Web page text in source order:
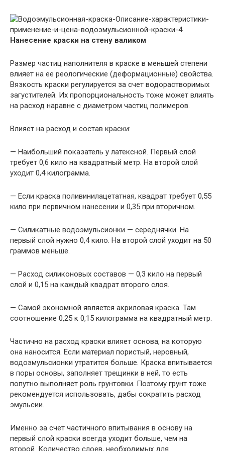
Нанесение краски на стену валиком
Размер частиц наполнителя в краске в меньшей степени
влияет на ее реологические (деформационные) свойства.
Вязкость краски регулируется за счет водорастворимых
загустителей. Их пропорциональность тоже может влиять
на расход наравне с диаметром частиц полимеров.
Влияет на расход и состав краски:
— Наибольший показатель у латексной. Первый слой
требует 0,6 кило на квадратный метр. На второй слой
уходит 0,4 килограмма.
— Если краска поливинилацетатная, квадрат требует 0,55
кило при первичном нанесении и 0,35 при вторичном.
— Силикатные водоэмульсионки — середнячки. На
первый слой нужно 0,4 кило. На второй слой уходит на 50
граммов меньше.
— Расход силиконовых составов — 0,3 кило на первый
слой и 0,15 на каждый квадрат второго слоя.
— Самой экономной является акриловая краска. Там
соотношение 0,25 к 0,15 килограмма на квадратный метр.
Частично на расход краски влияет основа, на которую
она наносится. Если материал пористый, неровный,
водоэмульсионки утратится больше. Краска впитывается
в поры основы, заполняет трещинки в ней, то есть
попутно выполняет роль грунтовки. Поэтому грунт тоже
рекомендуется использовать, дабы сократить расход
эмульсии.
Именно за счет частичного впитывания в основу на
первый слой краски всегда уходит больше, чем на
второй. Количество слоев, необходимых для